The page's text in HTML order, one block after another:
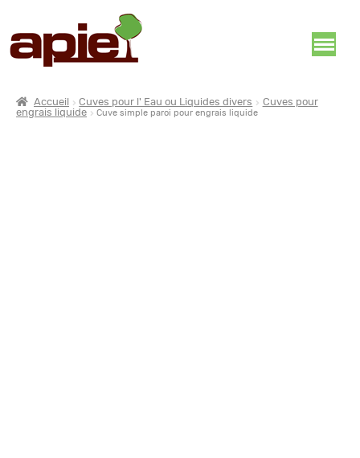
Accueil Cuves pour l' Eau ou Liquides divers
Cuves pour
engrais liquide
Cuve simple paroi pour engrais liquide